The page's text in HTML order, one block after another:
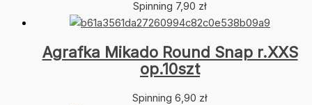
Spinning 7,90 zł
Agrafka Mikado Round Snap r.XXS
op.10szt
Spinning 6,90 zł